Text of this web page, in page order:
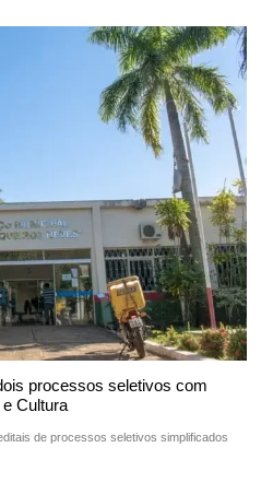
processos seletivos com
Cultura
de processos seletivos simplificados